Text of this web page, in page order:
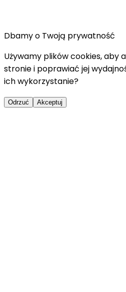
Dbamy o Twoją prywatność
Używamy plików cookies, aby
stronie i poprawiać jej
ich wykorzystanie?
Odrzuć Akceptuj